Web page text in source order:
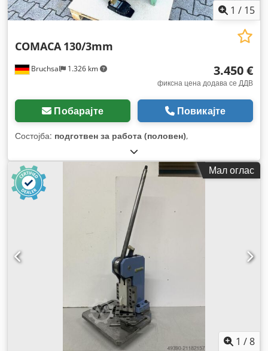
1 / 15
Bruchsal 1.326 km
COMACA 130/3mm
3.450 €
фиксна цена додава се ДДВ
Побарајте Повикајте
Состојба: подготвен за работа (половен),
Мал оглас
1 /8